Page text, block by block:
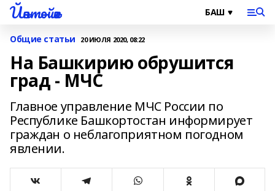
Йәнтөйәк
Общие статьи 20 ИЮЛЯ 2020, 08:22
На Башкирию обрушится
град - МЧС
Главное управление МЧС России по
Республике Башкортостан информирует
граждан о неблагоприятном погодном
явлении.